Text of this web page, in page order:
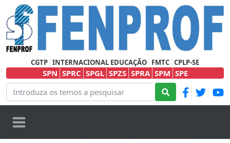
CGTP INTERNACIONAL EDUCAÇÃO FMTC CPLP-SE
SPN SPRC SPGL SPZS SPRA SPM SPE